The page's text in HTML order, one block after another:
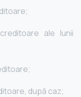
ale lunii
după caz;